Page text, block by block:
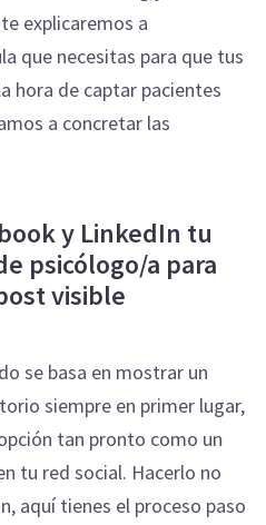
explicaremos a
que necesitas para que tus
hora de captar pacientes
a concretar las
y LinkedIn tu
psicólogo/a para
visible
se basa en mostrar un
siempre en primer lugar,
tan pronto como un
tu red social. Hacerlo no
aquí tienes el proceso paso